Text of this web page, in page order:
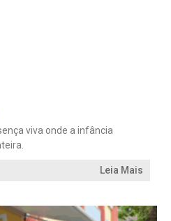
viva onde a infância
Leia Mais